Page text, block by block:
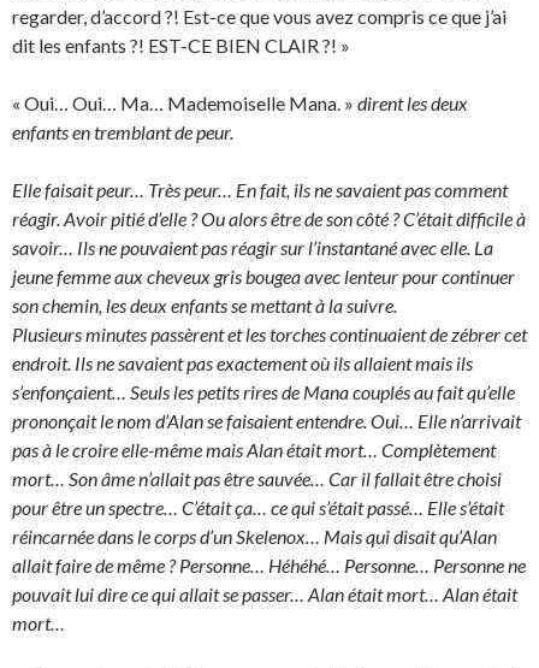
regarder, d’accord ?! Est-ce que vous avez compris ce que j’ai
dit les enfants ?! EST-CE BIEN CLAIR ?! »
« Oui… Oui… Ma… Mademoiselle Mana. » dirent les deux
enfants en tremblant de peur.
Elle faisait peur… Très peur… En fait, ils ne savaient pas comment
réagir. Avoir pitié d’elle ? Ou alors être de son côté ? C’était difficile à
savoir… Ils ne pouvaient pas réagir sur l’instantané avec elle. La
jeune femme aux cheveux gris bougea avec lenteur pour continuer
son chemin, les deux enfants se mettant à la suivre.
Plusieurs minutes passèrent et les torches continuaient de zébrer cet
endroit. Ils ne savaient pas exactement où ils allaient mais ils
s’enfonçaient… Seuls les petits rires de Mana couplés au fait qu’elle
prononçait le nom d’Alan se faisaient entendre. Oui… Elle n’arrivait
pas à le croire elle-même mais Alan était mort… Complètement
mort… Son âme n’allait pas être sauvée… Car il fallait être choisi
pour être un spectre… C’était ça… ce qui s’était passé… Elle s’était
réincarnée dans le corps d’un Skelenox… Mais qui disait qu’Alan
allait faire de même ? Personne… Héhéhé… Personne… Personne ne
pouvait lui dire ce qui allait se passer… Alan était mort… Alan était
mort…